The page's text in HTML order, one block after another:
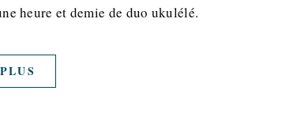
heure et demie de duo ukulélé.